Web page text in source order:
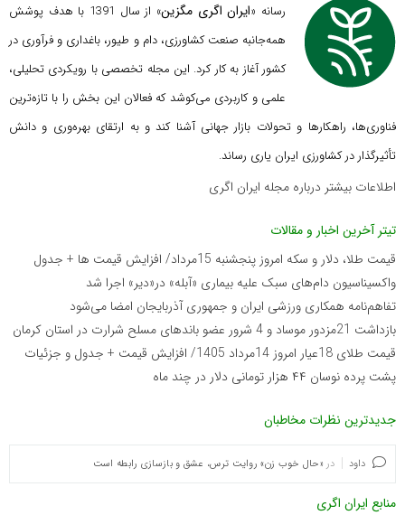
رسانه «ایران اگری مگزین
» از سال 1391 با هدف پوشش
همه‌جانبه صنعت کشاورزی، دام و طیور، باغداری و فرآوری در
کشور آغاز به کار کرد. این مجله تخصصی با رویکردی تحلیلی،
علمی و کاربردی می‌کوشد که فعالان این بخش را با تازه‌ترین
فناوری‌ها، راهکارها و تحولات بازار جهانی آشنا کند و به ارتقای بهره‌وری و دانش
تأثیرگذار در کشاورزی ایران یاری رساند.
اطلاعات بیشتر درباره مجله ایران اگری
تیتر آخرین اخبار و مقالات
قیمت طلا، دلار و سکه امروز پنجشنبه 15مرداد/ افزایش قیمت ها + جدول
واکسیناسیون دام‌های سبک علیه بیماری «آبله» در«دیر» اجرا شد
تفاهم‌نامه همکاری ورزشی ایران و جمهوری آذربایجان امضا می‌شود
بازداشت 21مزدور موساد و 4 شرور عضو باندهای مسلح شرارت در استان کرمان
قیمت طلای 18عیار امروز 14مرداد 1405/ افزایش قیمت + جدول و جزئیات
پشت پرده نوسان ۴۴ هزار تومانی دلار در چند ماه
جدیدترین نظرات مخاطبان
داود در «حال خوب زن» روایت ترس، عشق و بازسازی رابطه است
منابع ایران اگری